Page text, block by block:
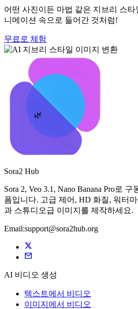
🌿
어떤 사진이든 마법 같은 지브리 스타
니메이션 속으로 들어간 것처럼!
무료로 체험
Sora2 Hub
Sora 2, Veo 3.1, Nano Banana Pro로
폼입니다. 고급 제어, HD 화질, 워터
과 스튜디오급 이미지를 제작하세요.
Email:support@sora2hub.org
AI 비디오 생성
텍스트에서 비디오
이미지에서 비디오